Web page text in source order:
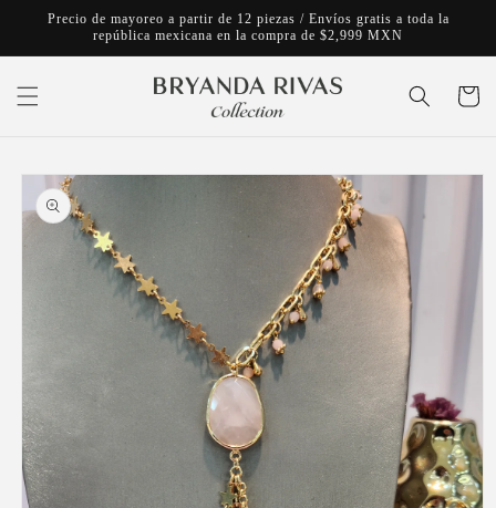
directamente
al contenido
Precio de mayoreo a partir de 12 piezas / Envíos gratis a toda la
república mexicana en la compra de $2,999 MXN
Carrito
directamente
a la
información
del producto